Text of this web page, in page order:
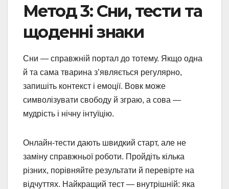
Метод 3: Сни, тести та
щоденні знаки
Сни — справжній портал до тотему. Якщо одна
й та сама тварина з’являється регулярно,
запишіть контекст і емоції. Вовк може
символізувати свободу й зграю, а сова —
мудрість і нічну інтуїцію.
Онлайн-тести дають швидкий старт, але не
заміну справжньої роботи. Пройдіть кілька
різних, порівняйте результати й перевірте на
відчуттях. Найкращий тест — внутрішній: яка